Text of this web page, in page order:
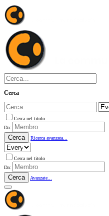
Cerca
Cerca nel titolo
Da:
Cerca Ricerca avanzata...
Cerca nel titolo
Da:
Cerca Avanzate...